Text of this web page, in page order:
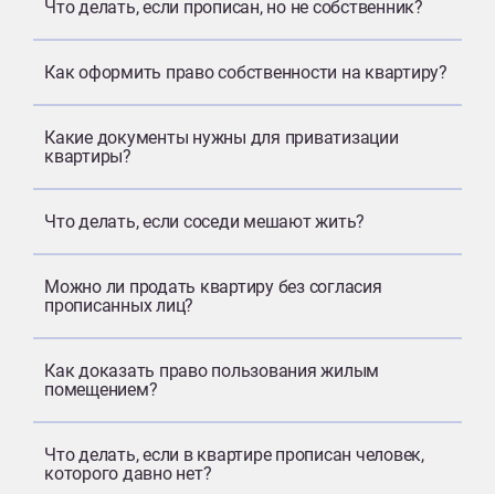
Что делать, если прописан, но не собственник?
Как оформить право собственности на квартиру?
Какие документы нужны для приватизации
квартиры?
Что делать, если соседи мешают жить?
Можно ли продать квартиру без согласия
прописанных лиц?
Как доказать право пользования жилым
помещением?
Что делать, если в квартире прописан человек,
которого давно нет?